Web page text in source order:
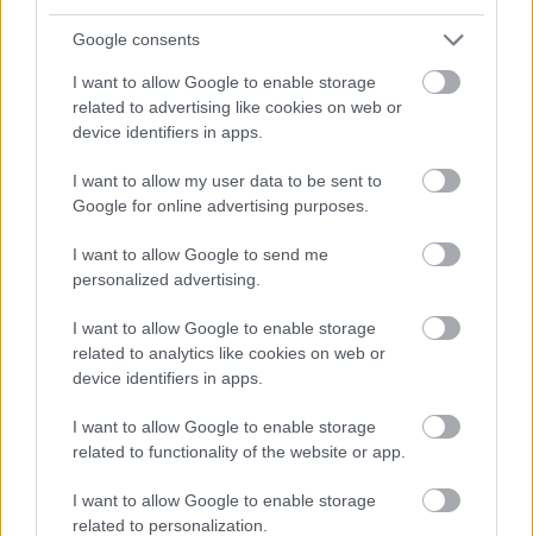
Google consents
I want to allow Google to enable storage
related to advertising like cookies on web or
device identifiers in apps.
I want to allow my user data to be sent to
Google for online advertising purposes.
I want to allow Google to send me
personalized advertising.
I want to allow Google to enable storage
related to analytics like cookies on web or
device identifiers in apps.
I want to allow Google to enable storage
related to functionality of the website or app.
I want to allow Google to enable storage
related to personalization.